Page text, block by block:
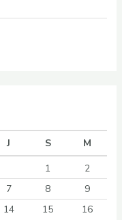
J S
M
1
2
7 8
9
14 15
16